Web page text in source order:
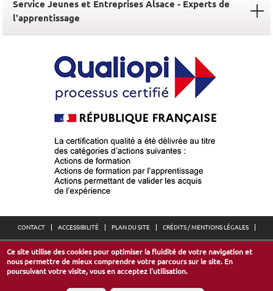
Service Jeunes et Entreprises Alsace - Experts de
l'apprentissage
CONTACT ACCESSIBILITÉ PLAN DU SITE CRÉDITS / MENTIONS LÉGALES
Espace Européen de l’Entreprise
30, avenue de l’Europe - 67300 Schiltigheim
Ce site utilise des cookies pour optimiser la fluidité de votre navigation et
nous permettre de mieux comprendre votre parcours sur le site. En
poursuivant votre visite, vous en acceptez l'utilisation.